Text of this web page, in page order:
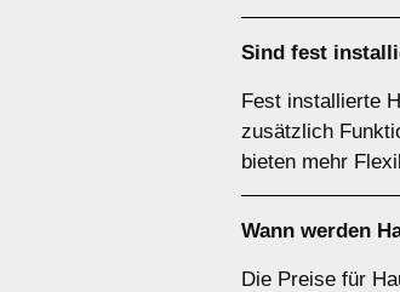
Sind fest
Fest installierte
zusätzlich
bieten mehr
Wann werden
Die Preise für